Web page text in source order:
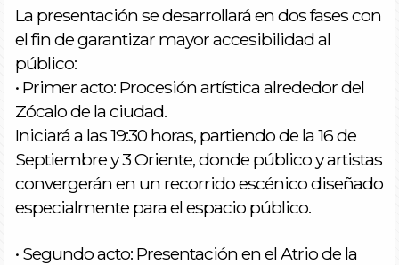
La presentación se desarrollará en dos fases con
el fin de garantizar mayor accesibilidad al
público:
• Primer acto: Procesión artística alrededor del
Zócalo de la ciudad.
Iniciará a las 19:30 horas, partiendo de la 16 de
Septiembre y 3 Oriente, donde público y artistas
convergerán en un recorrido escénico diseñado
especialmente para el espacio público.
• Segundo acto: Presentación en el Atrio de la